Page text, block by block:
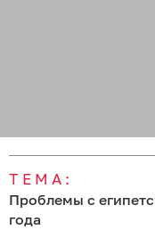
ТЕМА:
Проблемы с
года